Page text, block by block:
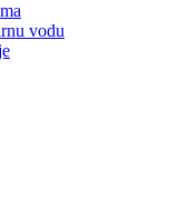
vodu